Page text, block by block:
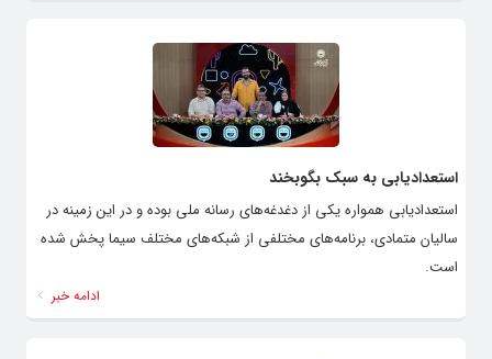
استعدادیابی به سبک بگوبخند
استعدادیابی همواره یکی از دغدغه‌های رسانه ملی بوده و در این زمینه در
سالیان متمادی، برنامه‌های مختلفی از شبکه‌های مختلف سیما پخش شده
است.
ادامه خبر